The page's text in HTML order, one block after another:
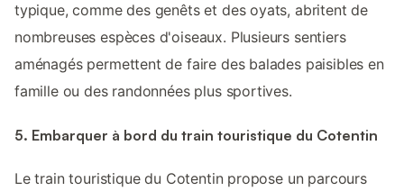
typique, comme des genêts et des oyats, abritent de
nombreuses espèces d'oiseaux. Plusieurs sentiers
aménagés permettent de faire des balades paisibles en
famille ou des randonnées plus sportives.
5. Embarquer à bord du train touristique du Cotentin
Le train touristique du Cotentin propose un parcours